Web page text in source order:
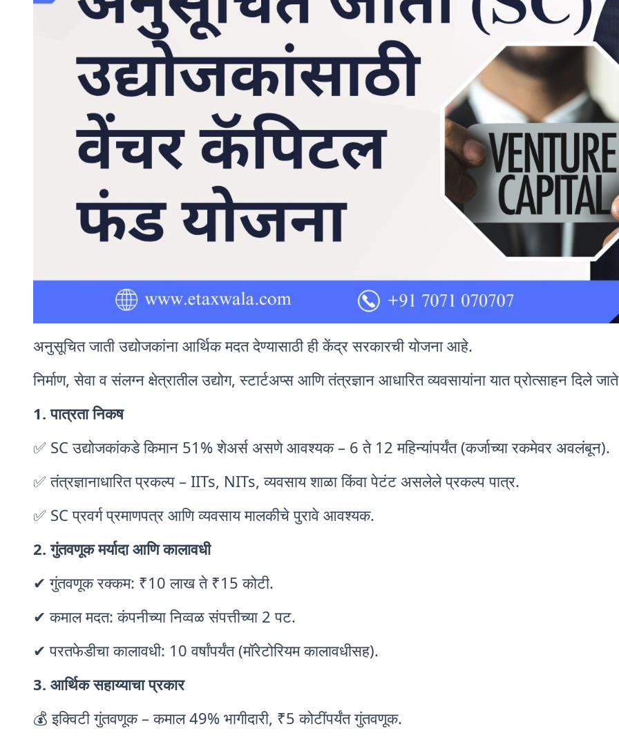
अनुसूचित जाती उद्योजकांना आर्थिक मदत देण्यासाठी ही केंद्र सरकारची योजना आहे.
निर्माण, सेवा व संलग्न क्षेत्रातील उद्योग, स्टार्टअप्स आणि तंत्रज्ञान आधारित व्यवसायांना यात प्रोत्साहन दिले
1. पात्रता निकष
✅ SC उद्योजकांकडे किमान 51% शेअर्स असणे आवश्यक – 6 ते 12 महिन्यांपर्यंत (कर्जाच्या रकमेवर अवलंबून).
✅ तंत्रज्ञानाधारित प्रकल्प – IITs, NITs, व्यवसाय शाळा किंवा पेटंट असलेले प्रकल्प पात्र.
✅ SC प्रवर्ग प्रमाणपत्र आणि व्यवसाय मालकीचे पुरावे आवश्यक.
2. गुंतवणूक मर्यादा आणि कालावधी
✔ गुंतवणूक रक्कम: ₹10 लाख ते ₹15 कोटी.
✔ कमाल मदत: कंपनीच्या निव्वळ संपत्तीच्या 2 पट.
✔ परतफेडीचा कालावधी: 10 वर्षांपर्यंत (मॉरेटोरियम कालावधीसह).
3. आर्थिक सहाय्याचा प्रकार
💰 इक्विटी गुंतवणूक – कमाल 49% भागीदारी, ₹5 कोटींपर्यंत गुंतवणूक.